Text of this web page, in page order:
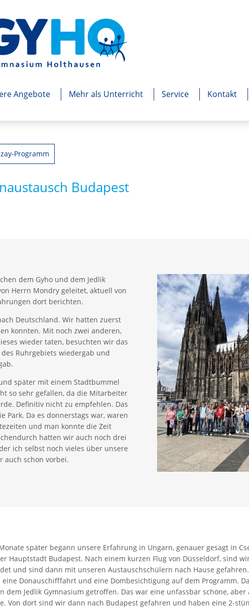
Angebote Mehr als Unterricht Service Kontakt
Programm
Budapest
dem Gyho und dem Jedlik
Herrn Mondry geleitet, aktuell von
dort berichten.
Deutschland. Wir hatten zuerst
konnten. Mit noch zwei anderen,
wieder taten, besuchten wir das
Ruhrgebiets wiedergab und
später mit einem Stadtbummel
so sehr gefallen, da die Mitarbeiter
Definitiv nicht zu empfehlen. Das
Park. Da es donnerstags war, waren
und man konnte die Zeit
hatten wir auch noch drei
ich selbst noch vieles über unsere
auch schon vorbei.
später begann unsere Erfahrung in Ungarn, genauer gesagt in
Hauptstadt Budapest. Nach einem kurzen Flug von Düsseldorf, sind
und sind dann mit unseren Austauschschülern nach Hause
eine Donauschifffahrt und eine Dombesichtigung auf dem Programm.
dem Jedlik Gymnasium getroffen. Das war eine unfassbar schöne, aber
Von dort sind wir dann nach Budapest gefahren und haben eine 2-